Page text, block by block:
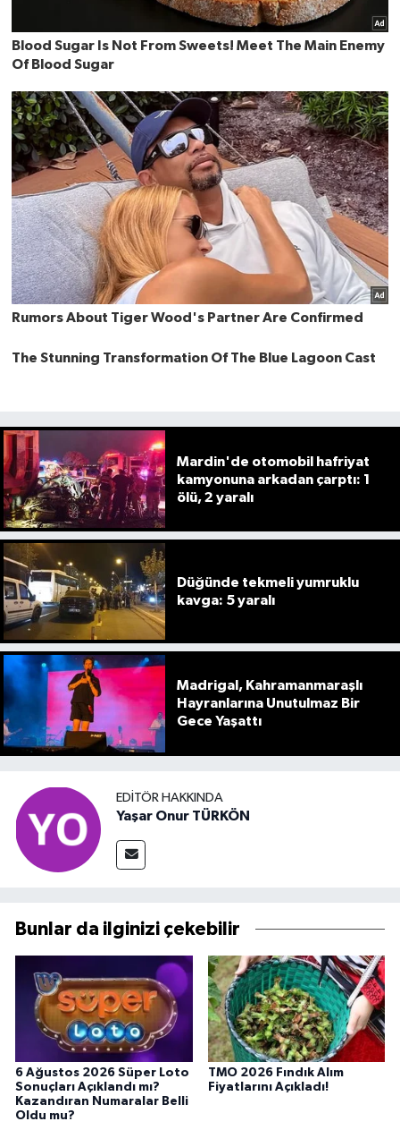
Mardin'de otomobil hafriyat
kamyonuna arkadan çarptı: 1
ölü, 2 yaralı
Düğünde tekmeli yumruklu
kavga: 5 yaralı
Madrigal, Kahramanmaraşlı
Hayranlarına Unutulmaz Bir
Gece Yaşattı
EDITÖR HAKKINDA
Yaşar Onur TÜRKÖN
Bunlar da ilginizi çekebilir
6 Ağustos 2026 Süper Loto
Sonuçları Açıklandı mı?
Kazandıran Numaralar Belli
Oldu mu?
TMO 2026 Fındık Alım
Fiyatlarını Açıkladı!